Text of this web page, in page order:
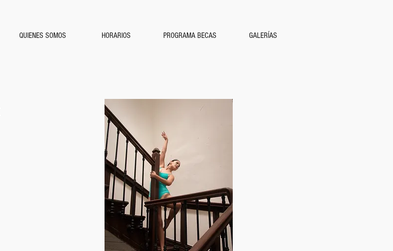
QUIENES SOMOS HORARIOS PROGRAMA BECAS GALERÍAS